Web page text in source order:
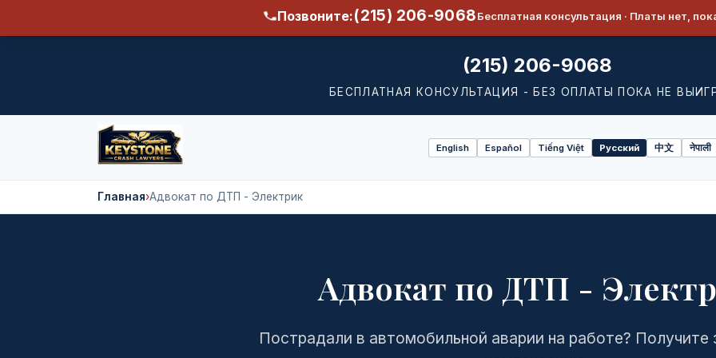
Позвоните:(215) 206-9068Бесплатная консультация · Платы нет,
(215) 206-9068
БЕСПЛАТНАЯ КОНСУЛЬТАЦИЯ - БЕЗ ОПЛАТЫ ПОКА НЕ
Select
language
English Español Tiếng Việt Русский 中文 नेपाली
Главная›Адвокат по ДТП - Электрик
Адвокат по ДТП -
Пострадали в автомобильной аварии на работе?